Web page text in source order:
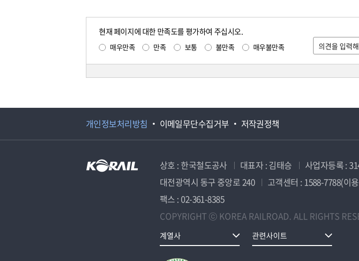
현재 페이지에 대한 만족도를 평가하여 주십시오.
매우만족 만족 보통 불만족 매우불만족
개인정보처리방침 이메일무단수집거부 저작권정책
상호 : 한국철도공사 대표자 : 김태승 사업자등록 :
대전광역시 동구 중앙로 240
고객센터 : 1588-7788(이
팩스 : 02-361-8385
COPYRIGHT ⓒ KOREA RAILROAD. ALL RIGHTS
계열사 관련사이트